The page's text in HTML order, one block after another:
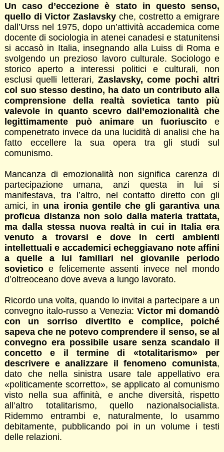
Un caso d’eccezione è stato in questo senso,
quello di Victor Zaslavsky che, costretto a emigrare
dall’Urss nel 1975, dopo un’attività accademica come
docente di sociologia in atenei canadesi e statunitensi
si accasò in Italia, insegnando alla Luiss di Roma e
svolgendo un prezioso lavoro culturale. Sociologo e
storico aperto a interessi politici e culturali, non
esclusi quelli letterari, Zaslavsky, come pochi altri
col suo stesso destino, ha dato un contributo alla
comprensione della realtà sovietica tanto più
valevole in quanto scevro dall’emozionalità che
legittimamente può animare un fuoriuscitoe
compenetrato invece da una lucidità di analisi che ha
fatto eccellere la sua opera tra gli studi sul
comunismo.
Mancanza di emozionalità non significa carenza di
partecipazione umana, anzi questa in lui si
manifestava, tra l’altro, nel contatto diretto con gli
amici, in una ironia gentile che gli garantiva una
proficua distanza non solo dalla materia trattata,
ma dalla stessa nuova realtà in cui in Italia era
venuto a trovarsi e dove in certi ambienti
intellettuali e accademici echeggiavano note affini
a quelle a lui familiari nel giovanile periodo
sovieticoe felicemente assenti invece nel mondo
d’oltreoceano dove aveva a lungo lavorato.
Ricordo una volta, quando lo invitai a partecipare a un
convegno italo-russo a Venezia: Victor mi domandò
con un sorriso divertito e complice, poiché
sapeva che ne potevo comprendere il senso, se al
convegno era possibile usare senza scandalo il
concetto e il termine di «totalitarismo» per
descrivere e analizzare il fenomeno comunista,
dato che nella sinistra usare tale appellativo era
«politicamente scorretto», se applicato al comunismo
visto nella sua affinità, e anche diversità, rispetto
all’altro totalitarismo, quello nazionalsocialista.
Ridemmo entrambi e, naturalmente, lo usammo
debitamente, pubblicando poi in un volume i testi
delle relazioni.